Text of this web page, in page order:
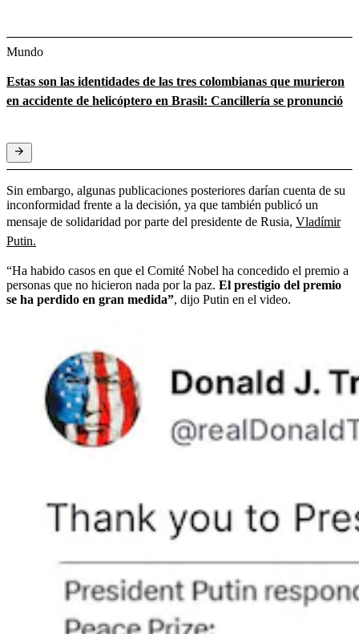
Mundo
Estas son las identidades de las tres colombianas que murieron
en accidente de helicóptero en Brasil: Cancillería se pronunció
Sin embargo, algunas publicaciones posteriores darían cuenta de su
inconformidad frente a la decisión, ya que también publicó un
mensaje de solidaridad por parte del presidente de Rusia, Vladímir
Putin.
“Ha habido casos en que el Comité Nobel ha concedido el premio a
personas que no hicieron nada por la paz. El prestigio del premio
se ha perdido en gran medida”, dijo Putin en el video.